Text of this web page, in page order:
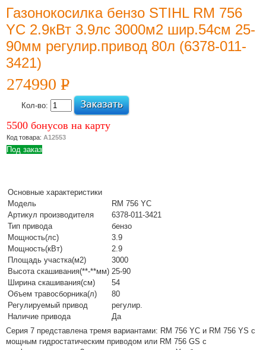
Новости и
акции
12 Июля 2022
Какой триммер
электрический
или бензиновый
Подробнее
04 Июля 2022
Виды,
преимущества и
Преимущества
бытовых моек
высокого
давления с
электродвигателем
Подробнее
07 Апреля 2022
Бытовые и
профессиональные
мойки высокого
давления –
особенности
Газонокосилка бензо STIHL RM 756
YC 2.9кВт 3.9лс 3000м2 шир.54см 25-
90мм регулир.привод 80л (6378-011-
3421)
274990 PУБ.
Кол-во:
5500 бонусов на карту
Код товара: А12553
Под заказ
Основные характеристики
Модель
RM 756 YC
Артикул производителя
6378-011-3421
Тип привода
бензо
Мощность(лс)
3.9
Мощность(кВт)
2.9
Площадь участка(м2)
3000
Высота скашивания(**-**мм) 25-90
Ширина скашивания(см)
54
Объем травосборника(л)
80
Регулируемый привод
регулир.
Наличие привода
Да
Серия 7 представлена тремя вариантами: RM 756 YC и RM 756 YS с
мощным гидростатическим приводом или RM 756 GS с